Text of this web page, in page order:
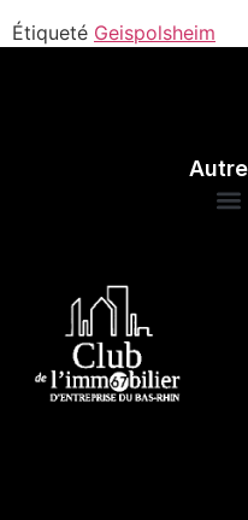
Étiqueté Geispolsheim